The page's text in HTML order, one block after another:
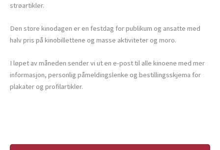
strøartikler.
Den store kinodagen er en festdag for publikum og ansatte med
halv pris på kinobillettene og masse aktiviteter og moro.
I løpet av måneden sender vi ut en e-post til alle kinoene med mer
informasjon, personlig påmeldingslenke og bestillingsskjema for
plakater og profilartikler.